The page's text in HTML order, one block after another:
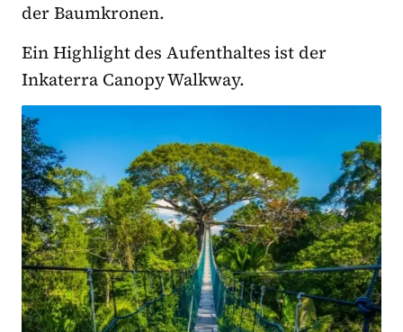
der Baumkronen.
Ein Highlight des Aufenthaltes ist der
Inkaterra Canopy Walkway.